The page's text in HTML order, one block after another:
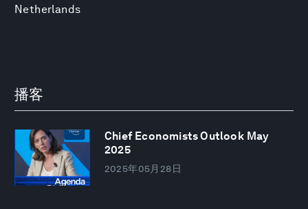
Netherlands
播客
Chief Economists Outlook May
2025
2025年05月28日